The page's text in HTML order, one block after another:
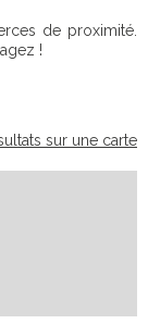
de proximité.
!
sur une carte